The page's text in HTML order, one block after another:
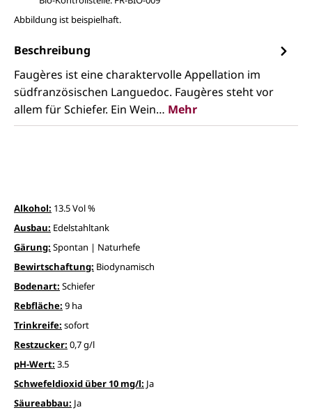
Abbildung ist beispielhaft.
Beschreibung
Faugères ist eine charaktervolle Appellation im
südfranzösischen Languedoc. Faugères steht vor
allem für Schiefer. Ein Wein… Mehr
Alkohol: 13.5 Vol %
Ausbau: Edelstahltank
Gärung: Spontan | Naturhefe
Bewirtschaftung: Biodynamisch
Bodenart: Schiefer
Rebfläche: 9 ha
Trinkreife: sofort
Restzucker: 0,7 g/l
pH-Wert: 3.5
Schwefeldioxid über 10 mg/l: Ja
Säureabbau: Ja